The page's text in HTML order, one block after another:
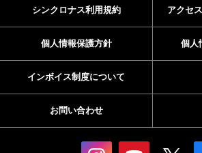
シンクロナス利用規約 アクセ
個人情報保護方針 個人
インボイス制度について
お問い合わせ